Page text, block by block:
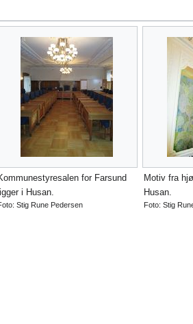
for Farsund
ligger i Husan.
Stig Rune Pedersen
Motiv fra
Husan.
Foto: Stig